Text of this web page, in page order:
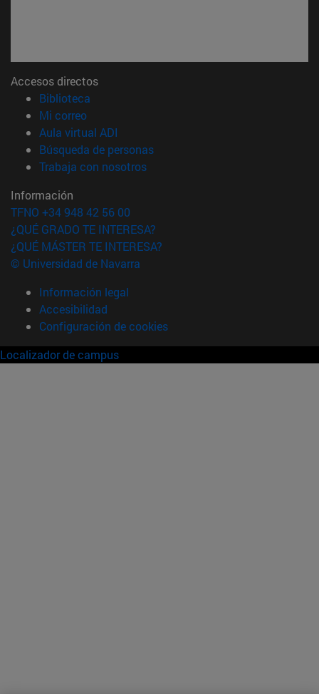
Accesos directos
Biblioteca
Mi correo(abre en nueva ventana)
Aula virtual ADI
Búsqueda de personas(abre en nueva ventana)
Trabaja con nosotros(abre en nueva ventana)
Información
TFNO +34 948 42 56 00
¿QUÉ GRADO TE INTERESA?
¿QUÉ MÁSTER TE INTERESA?
© Universidad de Navarra
Información legal
Accesibilidad
Configuración de cookies
Localizador de campus